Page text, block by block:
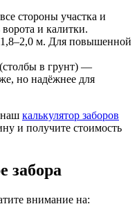
стороны участка и
и калитки.
м. Для повышенной
в грунт) —
но надёжнее для
наш калькулятор заборов
и получите стоимость
забора
внимание на: